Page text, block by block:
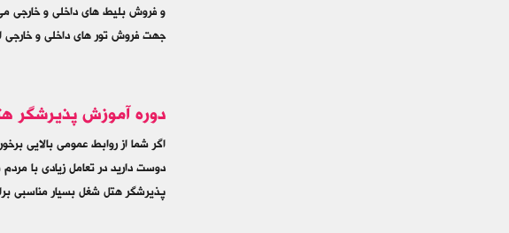
و فروش بلیط های داخلی و خارجی
جهت فروش تور های داخلی و خارجی
دوره آموزش پذیرشگر
اگر شما از روابط عمومی بالایی
دوست دارید در تعامل زیادی با
پذیرشگر هتل شغل بسیار مناسبی